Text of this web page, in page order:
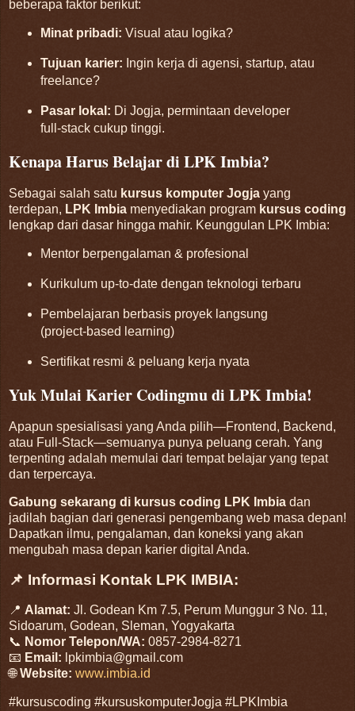
beberapa faktor berikut:
Minat pribadi: Visual atau logika?
Tujuan karier: Ingin kerja di agensi, startup, atau
freelance?
Pasar lokal: Di Jogja, permintaan developer
full‑stack cukup tinggi.
Kenapa Harus Belajar di LPK Imbia?
Sebagai salah satu kursus komputer Jogja yang
terdepan, LPK Imbia menyediakan program kursus coding
lengkap dari dasar hingga mahir. Keunggulan LPK Imbia:
Mentor berpengalaman & profesional
Kurikulum up-to-date dengan teknologi terbaru
Pembelajaran berbasis proyek langsung
(project-based learning)
Sertifikat resmi & peluang kerja nyata
Yuk Mulai Karier Codingmu di LPK Imbia!
Apapun spesialisasi yang Anda pilih—Frontend, Backend,
atau Full‑Stack—semuanya punya peluang cerah. Yang
terpenting adalah memulai dari tempat belajar yang tepat
dan terpercaya.
Gabung sekarang di kursus coding LPK Imbia dan
jadilah bagian dari generasi pengembang web masa depan!
Dapatkan ilmu, pengalaman, dan koneksi yang akan
mengubah masa depan karier digital Anda.
📌 Informasi Kontak LPK IMBIA:
📍 Alamat: Jl. Godean Km 7.5, Perum Munggur 3 No. 11,
Sidoarum, Godean, Sleman, Yogyakarta
📞 Nomor Telepon/WA: 0857-2984-8271
📧 Email: lpkimbia@gmail.com
🌐Website: www.imbia.id
#kursuscoding #kursuskomputerJogja #LPKImbia